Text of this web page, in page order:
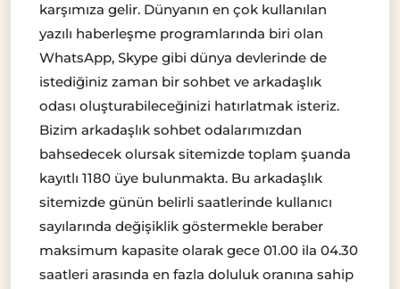
karşımıza gelir. Dünyanın en çok kullanılan
yazılı haberleşme programlarında biri olan
WhatsApp, Skype gibi dünya devlerinde de
istediğiniz zaman bir sohbet ve arkadaşlık
odası oluşturabileceğinizi hatırlatmak isteriz.
Bizim arkadaşlık sohbet odalarımızdan
bahsedecek olursak sitemizde toplam şuanda
kayıtlı 1180 üye bulunmakta. Bu arkadaşlık
sitemizde günün belirli saatlerinde kullanıcı
sayılarında değişiklik göstermekle beraber
maksimum kapasite olarak gece 01.00 ila 04.30
saatleri arasında en fazla doluluk oranına sahip